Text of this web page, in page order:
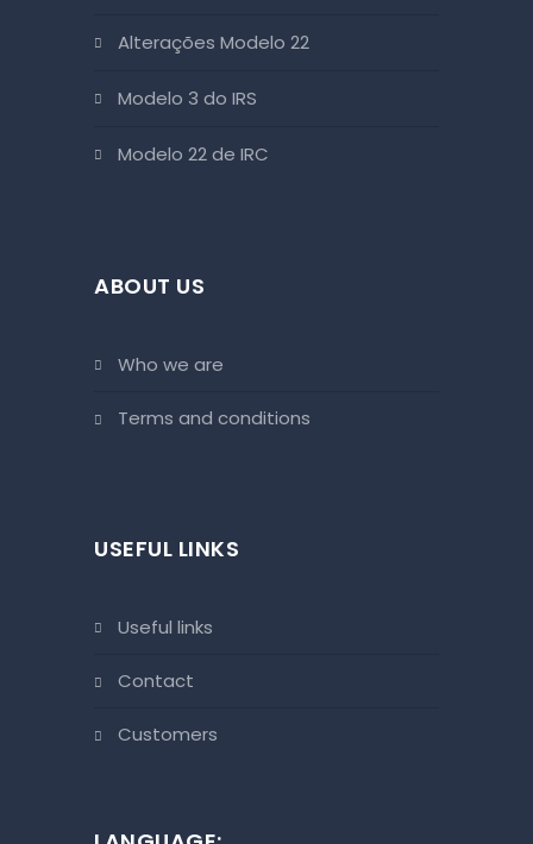
Alterações Modelo 22
Modelo 3 do IRS
Modelo 22 de IRC
ABOUT US
who we are
terms and conditions
USEFUL LINKS
useful links
contact
customers